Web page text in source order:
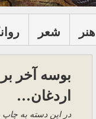
شعر هنر
بوسه آخر
اردغان…
در این دسته به